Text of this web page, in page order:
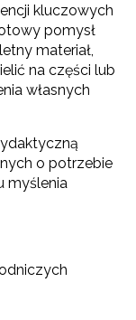
kluczowych
pomysł
materiał,
na części lub
własnych
o potrzebie
myślenia